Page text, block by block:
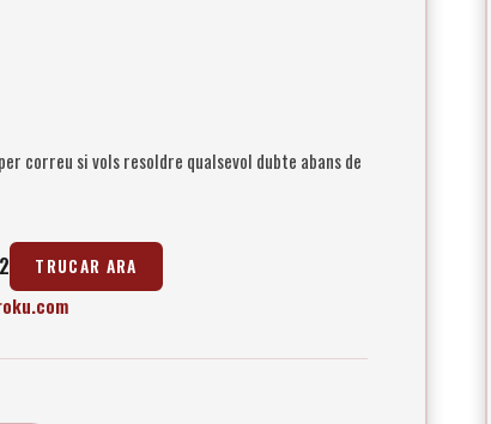
correu si vols resoldre qualsevol dubte abans de
TRUCAR ARA